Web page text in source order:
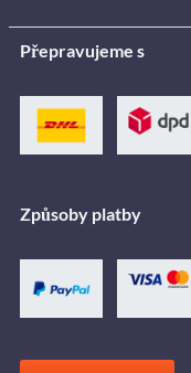
Přepravujeme s
Způsoby platby